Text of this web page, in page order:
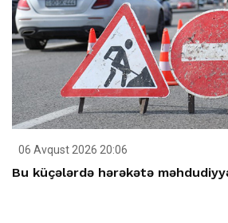
06 Avqust 2026 20:06
Bu küçələrdə hərəkətə